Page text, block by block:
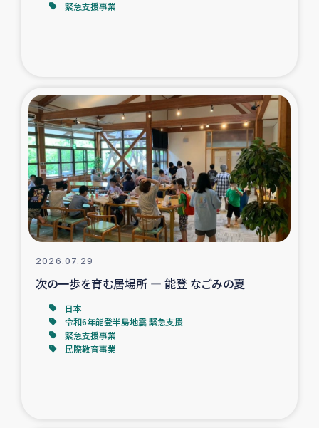
コーヒー生産者支援
アイナロ県マウベシ郡でのコーヒー畑改善事業
ベイルート大規模爆発被災者支援
女性の生計向上支援
アグロフォレストリー（カカオ）事業
緊急支援事業
2026.07.29
次の一歩を育む居場所 ― 能登 なごみの夏
日本
令和6年能登半島地震 緊急支援
緊急支援事業
民際教育事業